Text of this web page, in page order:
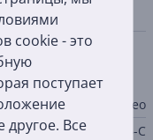
cookie - это
поступает
другое. Все
видео
USB-C